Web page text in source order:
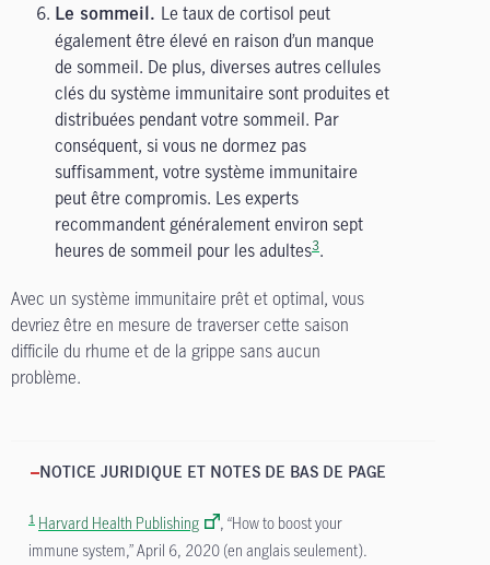
Le sommeil. Le taux de cortisol peut
également être élevé en raison d’un manque
de sommeil. De plus, diverses autres cellules
clés du système immunitaire sont produites et
distribuées pendant votre sommeil. Par
conséquent, si vous ne dormez pas
suffisamment, votre système immunitaire
peut être compromis. Les experts
recommandent généralement environ sept
heures de sommeil pour les adultes3.
Avec un système immunitaire prêt et optimal, vous
devriez être en mesure de traverser cette saison
difficile du rhume et de la grippe sans aucun
problème.
NOTICE JURIDIQUE ET NOTES DE BAS DE PAGE
1 Harvard Health Publishing
, “How to boost your
immune system,” April 6, 2020 (en anglais seulement).